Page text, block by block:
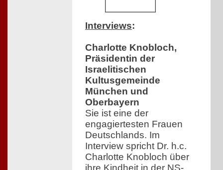
Interviews:
Charlotte Knobloch,
Präsidentin der
Israelitischen
Kultusgemeinde
München und
Oberbayern
Sie ist eine der
engagiertesten Frauen
Deutschlands. Im
Interview spricht Dr. h.c.
Charlotte Knobloch über
ihre Kindheit in der NS-